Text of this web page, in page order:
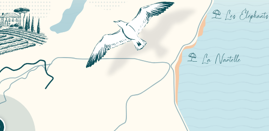
La Nartelle
Les Éléphants